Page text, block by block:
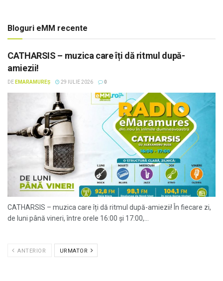
Bloguri eMM recente
CATHARSIS – muzica care îți dă ritmul după-
amiezii!
DE EMARAMUREȘ 29 IULIE 2026 0
CATHARSIS – muzica care îți dă ritmul după-amiezii! În fiecare zi,
de luni până vineri, între orele 16:00 și 17:00,...
ANTERIOR URMATOR